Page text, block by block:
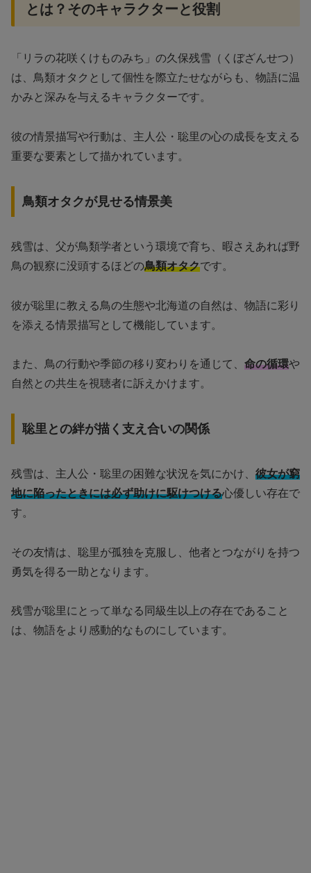
とは？そのキャラクターと役割
「リラの花咲くけものみち」の久保残雪（くぼざんせつ）
は、鳥類オタクとして個性を際立たせながらも、物語に温
かみと深みを与えるキャラクターです。
彼の情景描写や行動は、主人公・聡里の心の成長を支える
重要な要素として描かれています。
鳥類オタクが見せる情景美
残雪は、父が鳥類学者という環境で育ち、暇さえあれば野
鳥の観察に没頭するほどの鳥類オタクです。
彼が聡里に教える鳥の生態や北海道の自然は、物語に彩り
を添える情景描写として機能しています。
また、鳥の行動や季節の移り変わりを通じて、 命の循環や
自然との共生を視聴者に訴えかけます。
聡里との絆が描く支え合いの関係
残雪は、主人公・聡里の困難な状況を気にかけ、 彼女が窮
地に陥ったときには必ず助けに駆けつける心優しい存在で
す。
その友情は、聡里が孤独を克服し、他者とつながりを持つ
勇気を得る一助となります。
残雪が聡里にとって単なる同級生以上の存在であること
は、物語をより感動的なものにしています。